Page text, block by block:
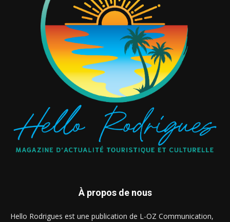
À propos de nous
Hello Rodrigues est une publication de L-OZ Communication,